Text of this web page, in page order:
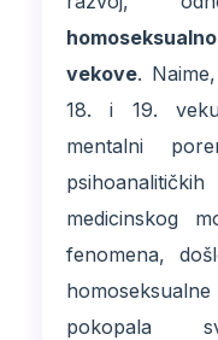
vekove.
18. i 19.
mentalni
medicinskog
fenomena,
pokopala